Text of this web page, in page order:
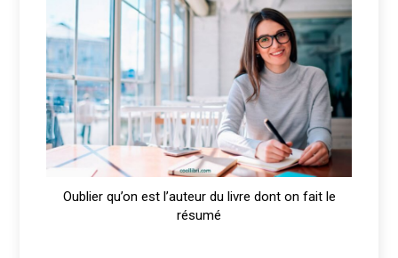
Oublier qu’on est l’auteur du livre dont on fait le
résumé